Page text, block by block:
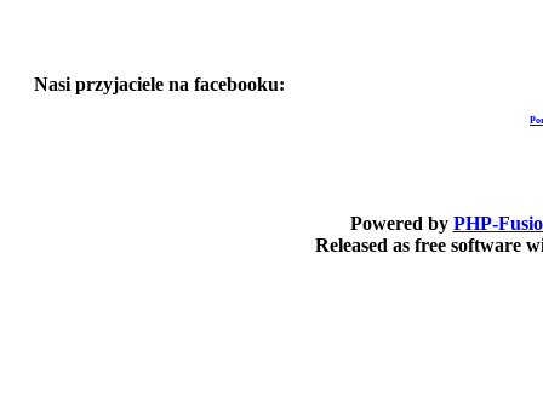
Nasi przyjaciele na facebooku:
Powered by PHP-
Released as free software